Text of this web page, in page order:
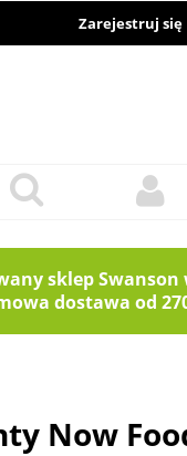
Zarejestruj się
sklep Swanson
dostawa od
Now